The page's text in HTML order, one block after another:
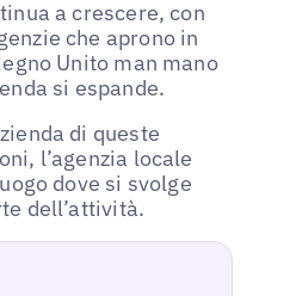
a crescere, con
che aprono in
Unito man mano
si espande.
di queste
l’agenzia locale
dove si svolge
dell’attività.